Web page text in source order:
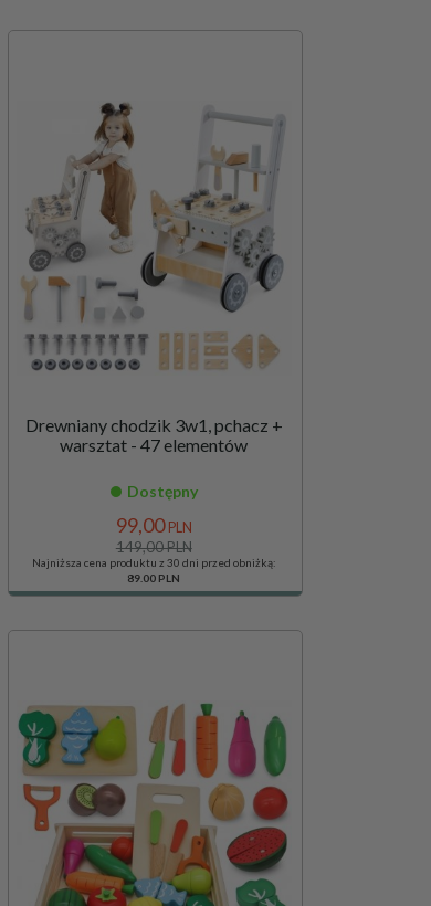
Drewniany chodzik 3w1, pchacz +
warsztat - 47 elementów
Dostępny
99,00 PLN
149,00 PLN
Najniższa cena produktu z 30 dni przed obniżką:
89.00 PLN